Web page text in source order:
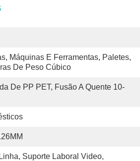
Máquinas E Ferramentas, Paletes,
De Peso Cúbico
De PP PET, Fusão A Quente 10-
Suporte Laboral Video,